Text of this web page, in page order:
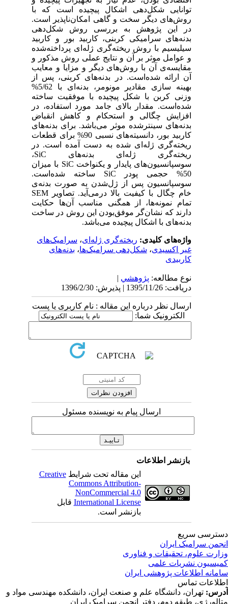
توانایی شکل‌دهی اشکال پیچیده است که با
روش‌های دیگر سخت و گاهی امکان‌ناپذیر است.
در این پژوهش به بررسی روش شکل‌دهی
بدنه‌های سرامیکی کربنی، کاربید بور و کاربید
سیلیسیم با روش ریخته‌گری ژله‌ای پرداخته‌شده
و عوامل موثر بر آن و نتایج عملی روش مذکور و
مقایسه‌ی آن با روش‌های دیگر و مزایا و معایب
آن ارائه شده‌است. در بدنه‌های کربنی، پس از
بهینه سازی مقادیر مونومر، بدنه‌ای با 5/62%
وزنی کربن با شکل پیچیده با موفقیت ساخته
شده‌است. مقدار بالای جامد مورد استفاده، در
افزایش چگالی و استحکام و کاهش انقباض
بدنه‌های سینتر‌شده موثر می‌باشد. برای بدنه‌های
کاربید بور، دانسیته‌های نسبی 90% برای قطعات
ریخته‌گری ژله‌ای شده به دست آمده است. در
ریخته‌گری ژله‌ای بدنه‌های
SiC،
سوسپانسیون‌های پایدار و ‌یکنواختSiCبا میزان
50% حجمی ‌پودر
SiCساخته شده‌است.
سوسپانسیون پس از ژل‌شدن به صورت بدنه‌ی
خام چگال با کیفیت بالا درمی‌آید. تصاویر
SEM
تمام نمونه‌ها، از همگنی مناسب آن‌ها حکایت
دارند که نشان‌گر موفق‌بودن این روش در ساخت
بدنه‌های با اشکال پیچیده می‌باشد.
واژه‌های کلیدی:ریخته‌گری ژله‌ای،سرامیک‌های
غیر اکسیدی،شکل‌دهی سرامیک‌ها،بدنه‌های
کاربیدی
نوع مطالعه:پژوهشي|
دریافت: 1395/11/26 | پذیرش: 1396/2/30
ارسال نظر درباره این مقاله : نام کاربری یا پست
الکترونیک شما:
ارسال پیام به نویسنده مسئول
بازنشر اطلاعات
این مقاله تحت شرایطCreative
Commons Attribution-
NonCommercial 4.0
International Licenseقابل
بازنشر است.
سریع
سرامیک ایران
علوم، تحقیقات و فناوری
نشریات علمی
اطلاعات پژوهشی ایران
تماس
تهران، دانشگاه علم و صنعت ایران، دانشکده مهندسی مواد و
طبقه دوم، دفتر انجمن سرامیک ایران